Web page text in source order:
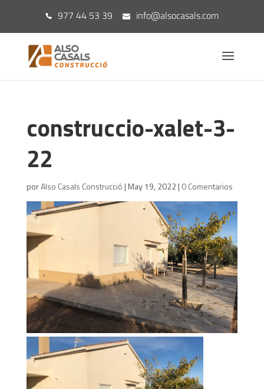
977 44 53 39 info@alsocasals.com
construccio-xalet-3-
22
porAlso Casals Construcció | May 19, 2022| 0 Comentarios